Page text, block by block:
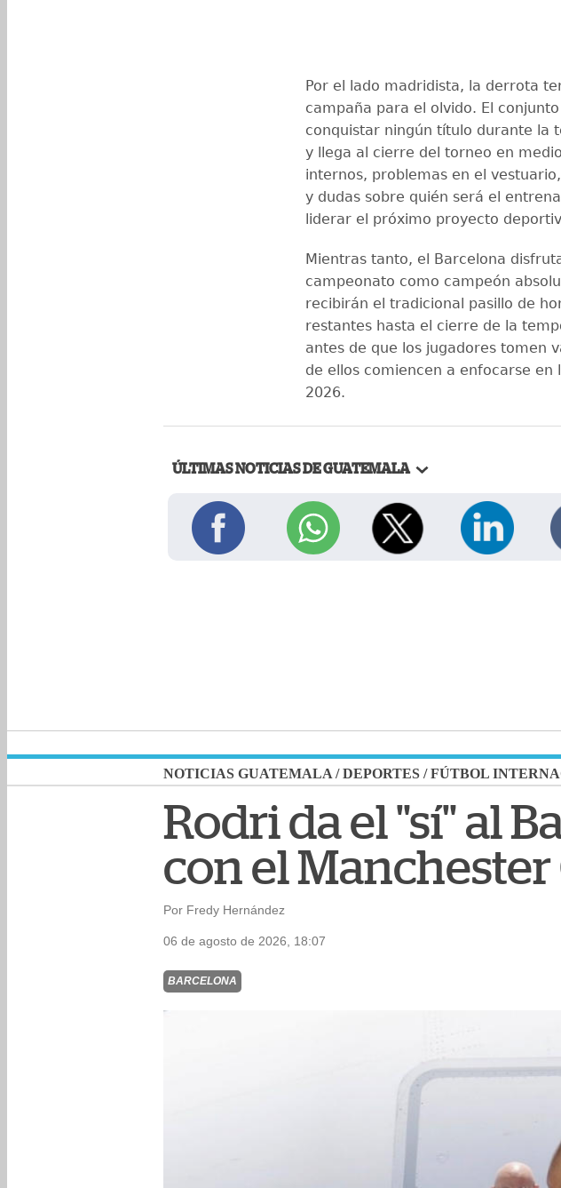
Por el lado madridista, la derrota
campaña para el olvido. El
conquistar ningún título durante la
y llega al cierre del torneo en
internos, problemas en el
y dudas sobre quién será el
liderar el próximo proyecto
Mientras tanto, el Barcelona
campeonato como campeón
recibirán el tradicional pasillo de
restantes hasta el cierre de la
antes de que los jugadores tomen
de ellos comiencen a enfocarse en
2026.
ÚLTIMAS NOTICIAS DE GUATEMALA
NOTICIAS GUATEMALA /DEPORTES /FÚTBOL
Rodri da el "sí" al
con el
Por Fredy Hernández
06 de agosto de 2026, 18:07
BARCELONA